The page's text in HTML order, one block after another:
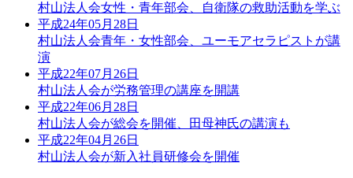
村山法人会女性・青年部会、自衛隊の救助活動を学ぶ
平成24年05月28日
村山法人会青年・女性部会、ユーモアセラピストが講
演
平成22年07月26日
村山法人会が労務管理の講座を開講
平成22年06月28日
村山法人会が総会を開催、田母神氏の講演も
平成22年04月26日
村山法人会が新入社員研修会を開催